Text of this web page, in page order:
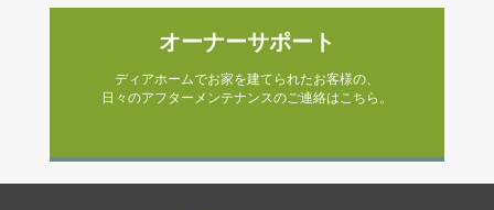
オーナーサポート
ディアホームでお家を建てられたお客様の、
日々のアフターメンテナンスのご連絡はこちら。